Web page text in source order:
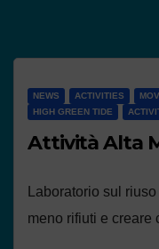
NEWS ACTIVITIES
HIGH GREEN TIDE
Attività Alta
Laboratorio sul
meno rifiuti e creare